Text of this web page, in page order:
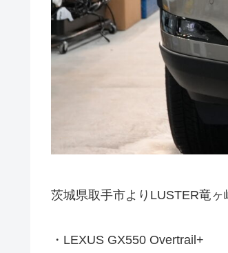
茨城県取手市よりLUSTER竜ヶ
・LEXUS GX550 Overtrail+